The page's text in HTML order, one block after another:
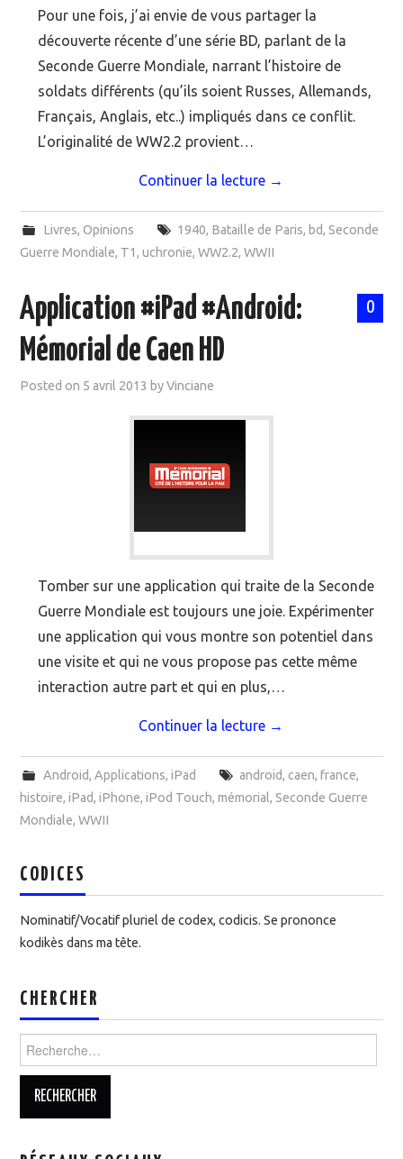
Pour une fois, j’ai envie de vous partager la
découverte récente d’une série BD, parlant de la
Seconde Guerre Mondiale, narrant l’histoire de
soldats différents (qu’ils soient Russes, Allemands,
Français, Anglais, etc..) impliqués dans ce conflit.
L’originalité de WW2.2 provient…
Continuer la lecture →
Livres, Opinions 1940, Bataille de Paris, bd, Seconde
Guerre Mondiale, T1,uchronie,WW2.2,WWII
0
Application #iPad #Android:
Mémorial de Caen HD
Posted on 5 avril 2013 byVinciane
Tomber sur une application qui traite de la Seconde
Guerre Mondiale est toujours une joie. Expérimenter
une application qui vous montre son potentiel dans
une visite et qui ne vous propose pas cette même
interaction autre part et qui en plus,…
Continuer la lecture →
Android, Applications, iPad android, caen, france,
histoire,iPad,iPhone,iPod Touch,mémorial, Seconde Guerre
Mondiale,WWII
CODICES
Nominatif/Vocatif pluriel de codex, codicis. Se prononce
kodikès dans ma tête.
CHERCHER
Rechercher :